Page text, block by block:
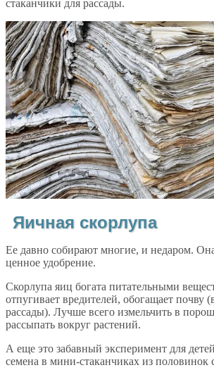
стаканчики для рассады.
Яичная скорлупа
Ее давно собирают многие, и недаром.
ценное удобрение.
Скорлупа яиц богата питательными
отпугивает вредителей, обогащает почву
рассады). Лучше всего измельчить в
рассыпать вокруг растений.
А еще это забавный эксперимент для
семена в мини-стаканчиках из половинок